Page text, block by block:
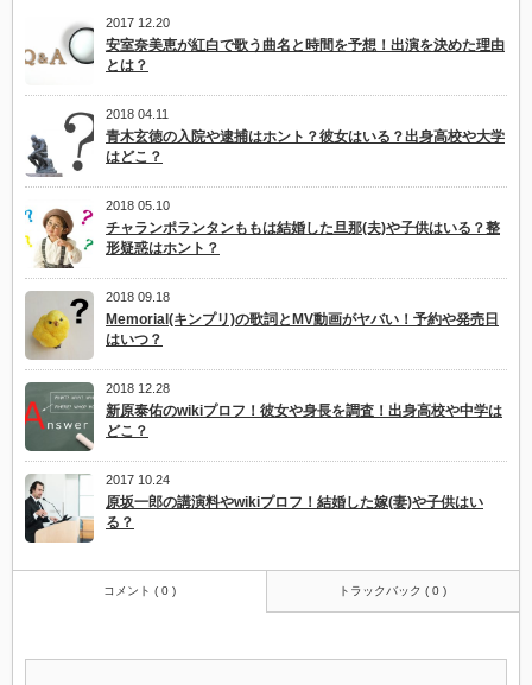
2017 12.20
安室奈美恵が紅白で歌う曲名と時間を予想！出演を決めた理由
とは？
2018 04.11
青木玄徳の入院や逮捕はホント？彼女はいる？出身高校や大学
はどこ？
2018 05.10
チャランポランタンももは結婚した旦那(夫)や子供はいる？整
形疑惑はホント？
2018 09.18
Memorial(キンプリ)の歌詞とMV動画がヤバい！予約や発売日
はいつ？
2018 12.28
新原泰佑のwikiプロフ！彼女や身長を調査！出身高校や中学は
どこ？
2017 10.24
原坂一郎の講演料やwikiプロフ！結婚した嫁(妻)や子供はい
る？
コメント ( 0 ) トラックバック ( 0 )